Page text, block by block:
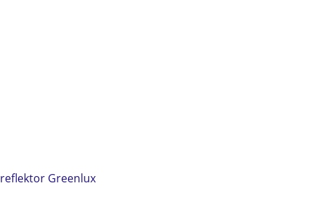
reflektor Greenlux